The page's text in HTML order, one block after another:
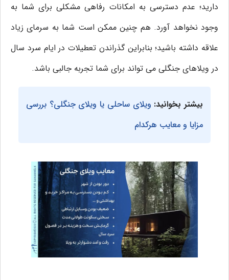
دارید؛ عدم دسترسی به امکانات رفاهی مشکلی برای شما به
وجود نخواهد آورد. هم چنین ممکن است شما به سرمای زیاد
علاقه داشته باشید؛ بنابراین گذراندن تعطیلات در ایام سرد سال
در ویلاهای جنگلی می تواند برای شما تجربه جالبی باشد.
بیشتر بخوانید: ویلای ساحلی یا ویلای جنگلی؟ بررسی
مزایا و معایب هرکدام